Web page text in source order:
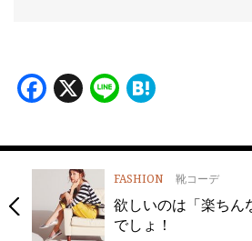
Facebook
X Line
FASHION 靴コーデ
欲しいのは「楽ちん
でしょ！